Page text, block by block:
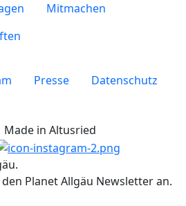
Mitmachen
Presse
Datenschutz
in Altusried
Planet Allgäu Newsletter an.